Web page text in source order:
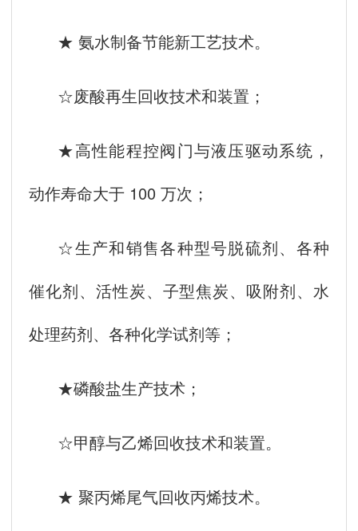
★ 氨水制备节能新工艺技术。
☆废酸再生回收技术和装置；
★高性能程控阀门与液压驱动系统，
动作寿命大于 100 万次；
☆生产和销售各种型号脱硫剂、各种
催化剂、活性炭、子型焦炭、吸附剂、水
处理药剂、各种化学试剂等；
★磷酸盐生产技术；
☆甲醇与乙烯回收技术和装置。
★ 聚丙烯尾气回收丙烯技术。